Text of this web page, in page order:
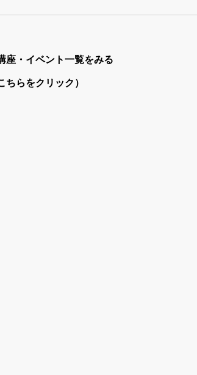
座・イベント一覧をみる
ちらをクリック）